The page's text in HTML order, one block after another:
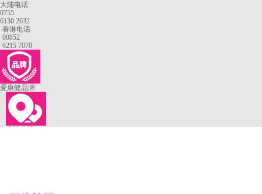
大陆电话
0755
6130 2632
香港电话
00852
6215 7070
爱康健品牌